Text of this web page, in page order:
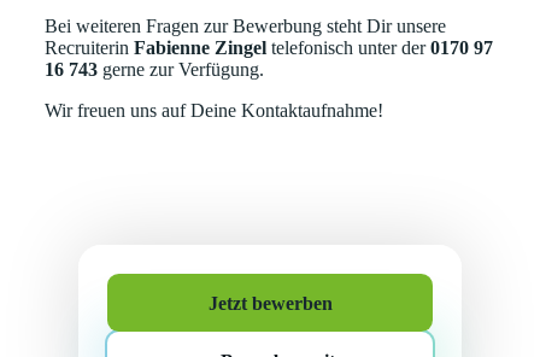
Bei weiteren Fragen zur Bewerbung steht Dir unsere
RecruiterinFabienne Zingel telefonisch unter der0170 97
16 743 gerne zur Verfügung.
Wir freuen uns auf Deine Kontaktaufnahme!
Jetzt bewerben